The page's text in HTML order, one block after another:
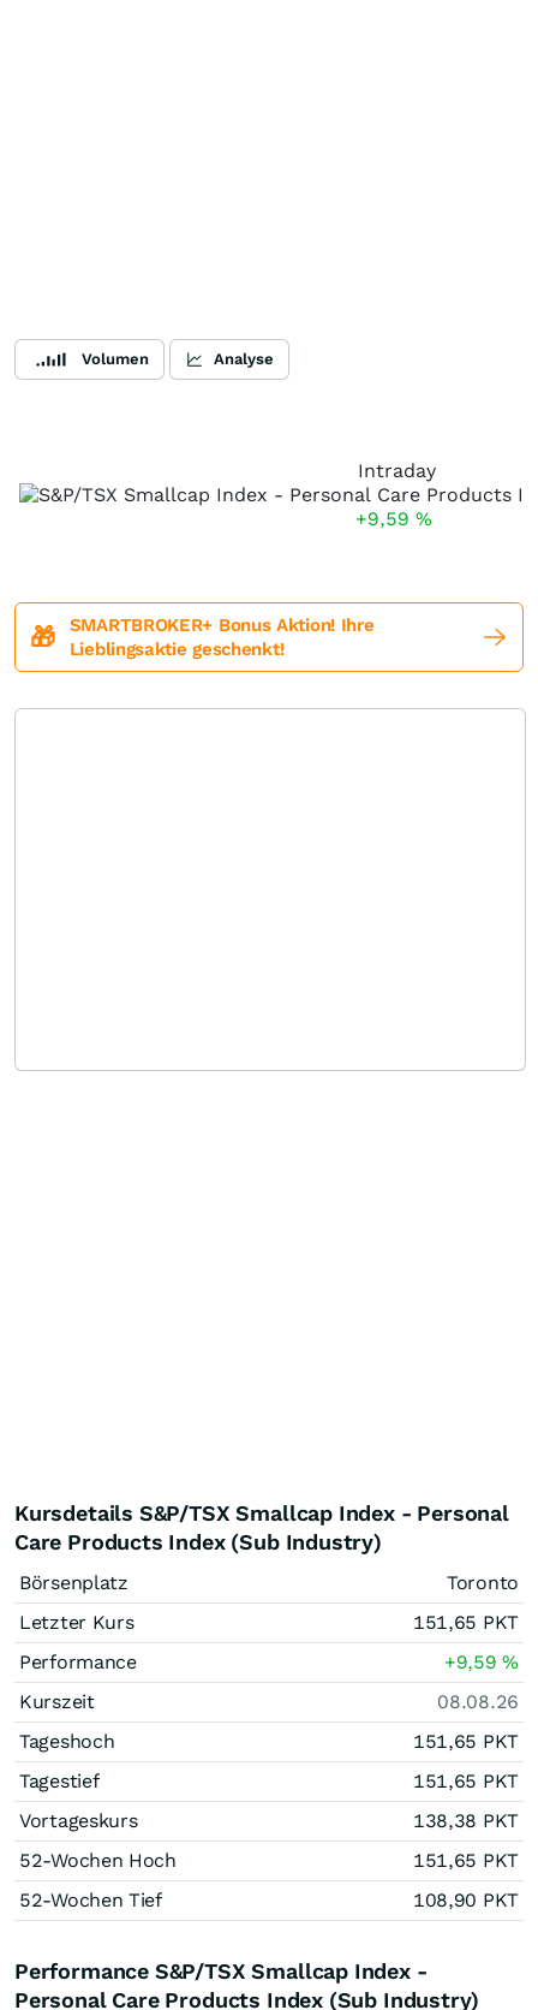
Volumen Analyse
Intraday
+9,59 %
🎁
SMARTBROKER+ Bonus Aktion! Ihre
Lieblingsaktie geschenkt!
Kursdetails S&P/TSX Smallcap Index - Personal
Care Products Index (Sub Industry)
Börsenplatz
Toronto
Letzter Kurs
151,65 PKT
Performance
+9,59%
Kurszeit
08.08.26
Tageshoch
151,65 PKT
Tagestief
151,65 PKT
Vortageskurs
138,38 PKT
52-Wochen Hoch
151,65 PKT
52-Wochen Tief
108,90 PKT
Performance S&P/TSX Smallcap Index -
Personal Care Products Index (Sub Industry)